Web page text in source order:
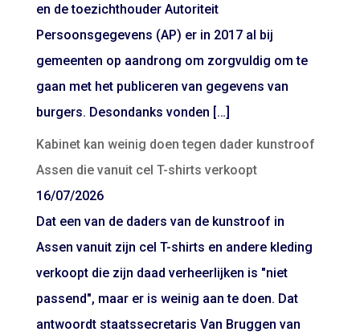
en de toezichthouder Autoriteit
Persoonsgegevens (AP) er in 2017 al bij
gemeenten op aandrong om zorgvuldig om te
gaan met het publiceren van gegevens van
burgers. Desondanks vonden […]
Kabinet kan weinig doen tegen dader kunstroof
Assen die vanuit cel T-shirts verkoopt
16/07/2026
Dat een van de daders van de kunstroof in
Assen vanuit zijn cel T-shirts en andere kleding
verkoopt die zijn daad verheerlijken is "niet
passend", maar er is weinig aan te doen. Dat
antwoordt staatssecretaris Van Bruggen van